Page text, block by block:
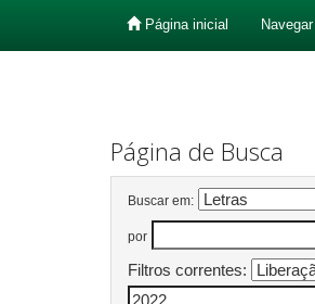
Página inicial Navegar
Página de Busca
Buscar em:
por
Filtros correntes: